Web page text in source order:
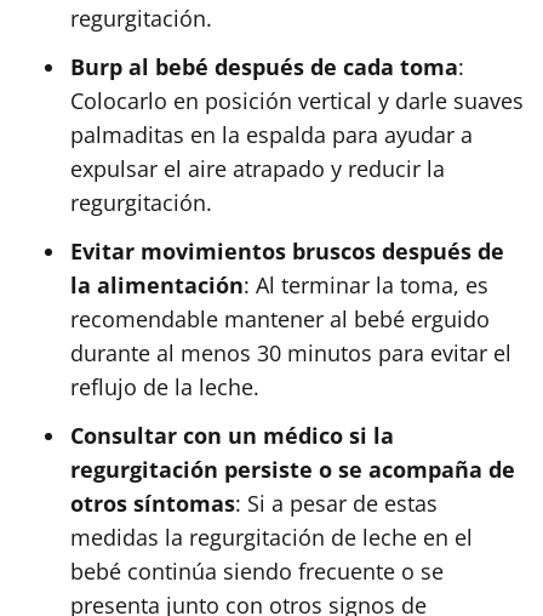
regurgitación.
Burp al bebé después de cada toma:
Colocarlo en posición vertical y darle suaves
palmaditas en la espalda para ayudar a
expulsar el aire atrapado y reducir la
regurgitación.
Evitar movimientos bruscos después de
la alimentación: Al terminar la toma, es
recomendable mantener al bebé erguido
durante al menos 30 minutos para evitar el
reflujo de la leche.
Consultar con un médico si la
regurgitación persiste o se acompaña de
otros síntomas: Si a pesar de estas
medidas la regurgitación de leche en el
bebé continúa siendo frecuente o se
presenta junto con otros signos de